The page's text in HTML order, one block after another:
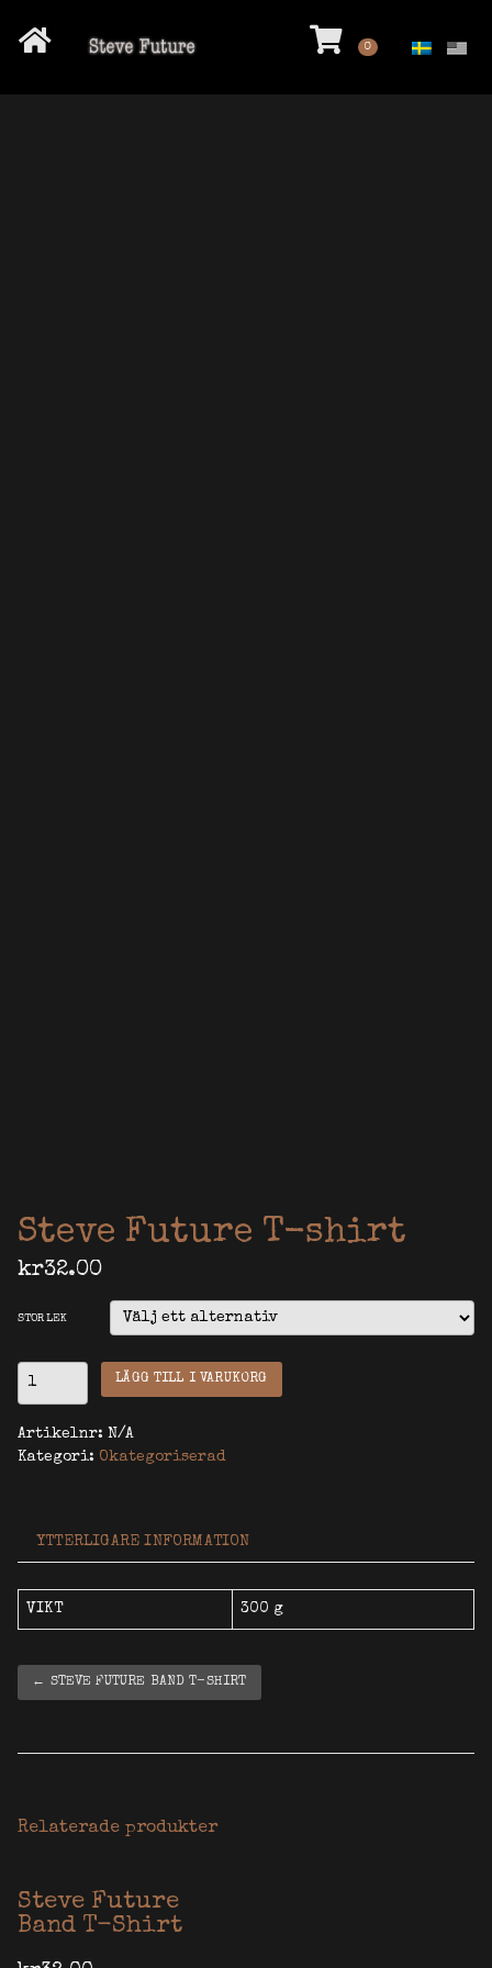
Steve Future Blues
Hem 0
Steve Future T-shirt
kr32.00
STORLEK
STEVE
FUTURE
T-
MÄNGD
LÄGG TILL I VARUKORG
Artikelnr: N/A
Kategori: Okategoriserad
YTTERLIGARE INFORMATION
VIKT 300 g
← STEVE FUTURE BAND T-SHIRT
Relaterade produkter
Steve Future
Band T-Shirt